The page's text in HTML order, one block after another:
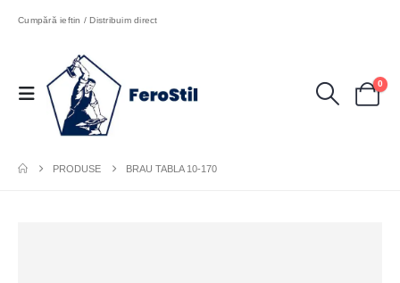
Cumpără ieftin / Distribuim direct
0
PRODUSE BRAU TABLA 10-170